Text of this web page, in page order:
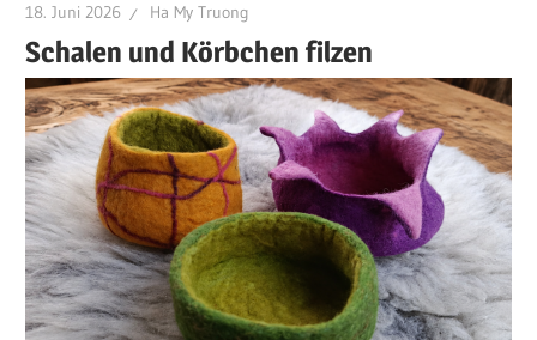
18. Juni 2026 Ha My Truong
Schalen und Körbchen filzen